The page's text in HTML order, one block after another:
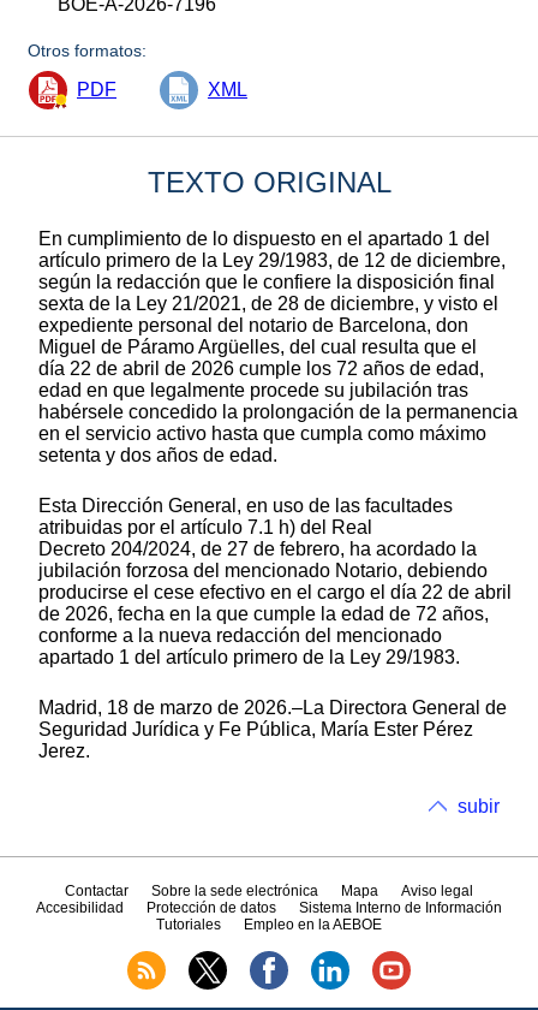
Otros formatos:
PDF XML
TEXTO ORIGINAL
En cumplimiento de lo dispuesto en el apartado 1 del
artículo primero de la Ley 29/1983, de 12 de diciembre,
según la redacción que le confiere la disposición final
sexta de la Ley 21/2021, de 28 de diciembre, y visto el
expediente personal del notario de Barcelona, don
Miguel de Páramo Argüelles, del cual resulta que el
día 22 de abril de 2026 cumple los 72 años de edad,
edad en que legalmente procede su jubilación tras
habérsele concedido la prolongación de la permanencia
en el servicio activo hasta que cumpla como máximo
setenta y dos años de edad.
Esta Dirección General, en uso de las facultades
atribuidas por el artículo 7.1 h) del Real
Decreto 204/2024, de 27 de febrero, ha acordado la
jubilación forzosa del mencionado Notario, debiendo
producirse el cese efectivo en el cargo el día 22 de abril
de 2026, fecha en la que cumple la edad de 72 años,
conforme a la nueva redacción del mencionado
apartado 1 del artículo primero de la Ley 29/1983.
Madrid, 18 de marzo de 2026.–La Directora General de
Seguridad Jurídica y Fe Pública, María Ester Pérez
Jerez.
subir
Contactar Sobre la sede electrónica Mapa
Aviso legal
Accesibilidad
Protección de datos
Sistema Interno de Información
Tutoriales
Empleo en la AEBOE